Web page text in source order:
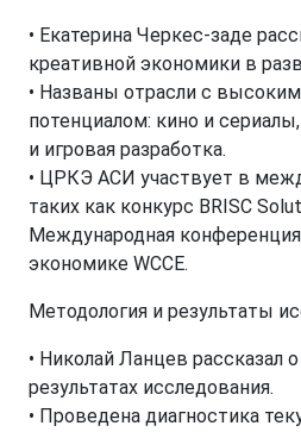
• Екатерина Черкес-заде
креативной экономики в
• Названы отрасли с
потенциалом: кино и
и игровая разработка.
• ЦРКЭ АСИ участвует в
таких как конкурс BRISC
Международная
экономике WCCE.
Методология и результаты
• Николай Ланцев рассказал
результатах исследования.
• Проведена диагностика